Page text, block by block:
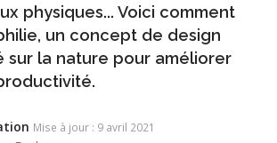
physiques... Voici comment
un concept de design
sur la nature pour améliorer
Mise à jour : 9 avril 2021